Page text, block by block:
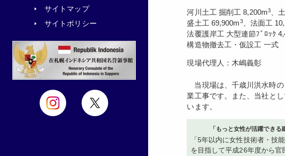
河川土工 掘削工 8,200m3 、
盛土工 69,900m3、法面工
法覆護岸工 大型連節ﾌﾞﾛｯｸ
構造物撤去工・仮設工 一式
現場代理人：木嶋義彰
当現場は、千歳川洪水時のピーク水位を計画以下になるよう、千歳川流域各地に遊水地を設ける洪水対策整備事業一環の河川事
業工事です。また、当社と
います。
「もっと女性が活躍できる
「5年以内に女性技術者・技
を目指して平成26年度から官
サイトマップ
サイトポリシー